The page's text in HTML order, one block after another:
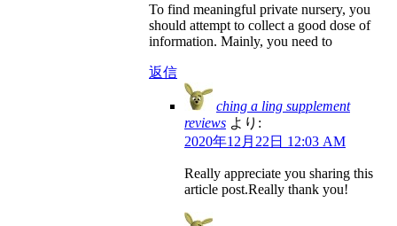
To find meaningful private nursery, you
should attempt to collect a good dose of
information. Mainly, you need to
返信
ching a ling supplement
reviews より:
2020年12月22日 12:03 AM
Really appreciate you sharing this
article post.Really thank you!